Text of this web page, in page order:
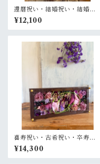
還暦祝い・結婚祝い・結婚記
念日祝い・母の日ギフト【名
入れ】プリザーブドフラワー
アレンジ ウッドフレーム 白木
¥12,100
喜寿祝い・古希祝い・卒寿祝
い【名入れ】プリザーブドフ
ラワーアレンジ ウッドフレー
ム ロング茶木枠 横置きタイプ
¥14,300